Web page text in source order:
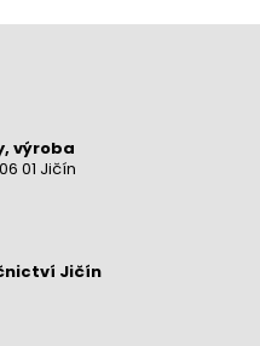
výroba
01 Jičín
Jičín